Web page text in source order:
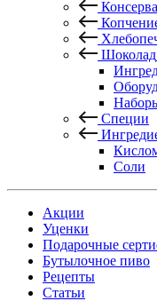
Шоколад
Специи
Соли
Акции
Уценки
Подарочные
Бутылочное пиво
Рецепты
Статьи